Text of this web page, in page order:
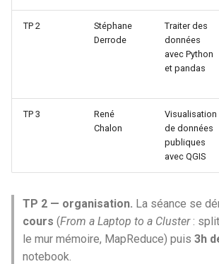
TP 2
Stéphane
Derrode
Traiter des
données
avec Python
et pandas
TP 3
René
Chalon
Visualisation
de données
publiques
avec QGIS
TP 2 — organisation. La séance se
cours (From a Laptop to a Cluster:
le mur mémoire, MapReduce) puis 3h
notebook.